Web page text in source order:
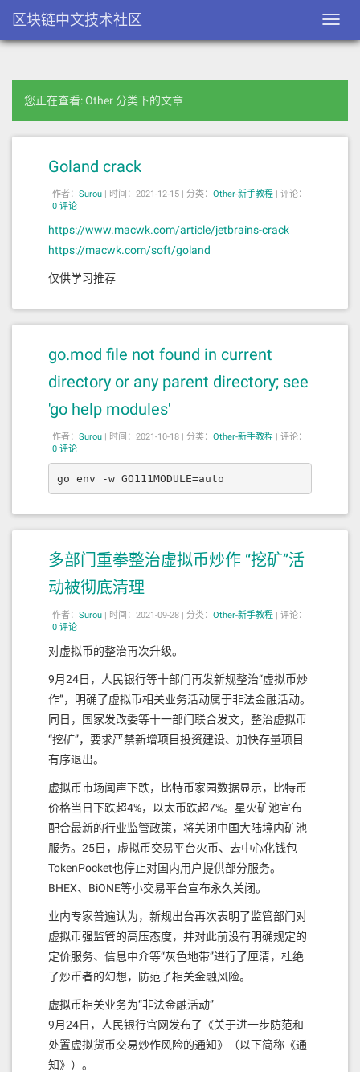
区块链中文技术社区
您正在查看: Other 分类下的文章
Goland crack
作者： Surou | 时间：2021-12-15 | 分类： Other-新手教程 | 评论：
0 评论
https://www.macwk.com/article/jetbrains-crack
https://macwk.com/soft/goland
仅供学习推荐
go.mod file not found in current
directory or any parent directory; see
'go help modules'
作者： Surou | 时间：2021-10-18 | 分类： Other-新手教程 | 评论：
0 评论
go env -w GO111MODULE=auto
多部门重拳整治虚拟币炒作 “挖矿”活
动被彻底清理
作者： Surou | 时间：2021-09-28 | 分类： Other-新手教程 | 评论：
0 评论
对虚拟币的整治再次升级。
9月24日，人民银行等十部门再发新规整治“虚拟币炒
作”，明确了虚拟币相关业务活动属于非法金融活动。
同日，国家发改委等十一部门联合发文，整治虚拟币
“挖矿”，要求严禁新增项目投资建设、加快存量项目
有序退出。
虚拟币市场闻声下跌，比特币家园数据显示，比特币
价格当日下跌超4%，以太币跌超7%。星火矿池宣布
配合最新的行业监管政策，将关闭中国大陆境内矿池
服务。25日，虚拟币交易平台火币、去中心化钱包
TokenPocket也停止对国内用户提供部分服务。
BHEX、BiONE等小交易平台宣布永久关闭。
业内专家普遍认为，新规出台再次表明了监管部门对
虚拟币强监管的高压态度，并对此前没有明确规定的
定价服务、信息中介等“灰色地带”进行了厘清，杜绝
了炒币者的幻想，防范了相关金融风险。
虚拟币相关业务为“非法金融活动”
9月24日，人民银行官网发布了《关于进一步防范和
处置虚拟货币交易炒作风险的通知》（以下简称《通
知》）。